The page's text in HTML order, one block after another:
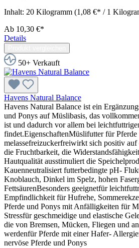
Inhalt: 20 Kilogramm (1,08 €* / 1
Ab 10,30 €*
Details
50+ Verkauft
Havens Natural Balance
Havens Natural Balance ist ein
und Ponys auf Müslibasis, das
ist und dadurch vor allem bei
findet.EigenschaftenMüslifutter für
melassefreizuckerfreiwirkt sich positiv
die Fruchtbarkeit, die
Hautqualität ausstimuliert die
Kauenneutralisiert futterbedingte pH-
Knoblauch, Dinkel im Spelz, hohen
FettsäurenBesonders geeignetfür
Empfindlichkeit für Hufrehe,
Pferde und Ponys mit Anfälligkeiten für
Stressfür geschmeidige und elastische
die von Bremsen, Mücken, Fliegen und
werdenfür Pferde mit einer Hafer-
nervöse Pferde und Ponys